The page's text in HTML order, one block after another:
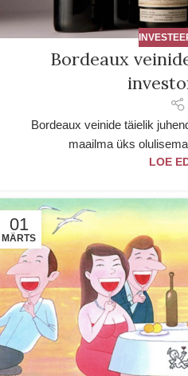
Bordeaux
Bordeaux veinide täielik
maailma üks
LOE
01
MÄRTS